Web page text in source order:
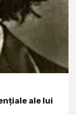
ale lui